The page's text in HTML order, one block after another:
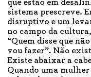
que estão em
sistema prescreve.
disruptivo e um
no campo da
“Quem disse que
vou fazer”. Não
Existe abaixar a
Quando uma